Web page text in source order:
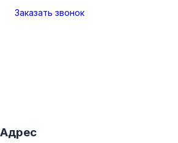
Заказать звонок
Адрес